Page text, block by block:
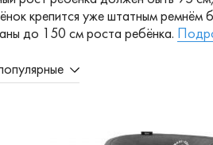
крепится уже штатным
до 150 см роста ребёнка.